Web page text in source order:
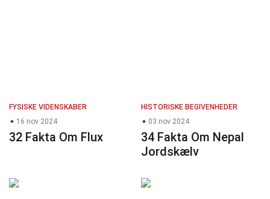
FYSISKE VIDENSKABER
16 nov 2024
32 Fakta Om Flux
HISTORISKE BEGIVENHEDER
03 nov 2024
34 Fakta Om Nepal
Jordskælv